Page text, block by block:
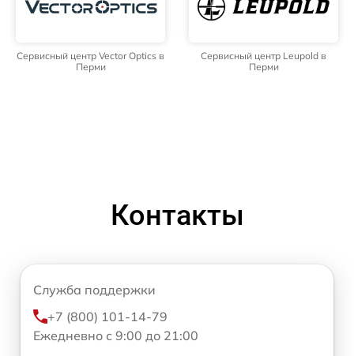
Сервисный центр Vector Optics в
Перми
Сервисный центр Leupold в
Перми
Контакты
Служба поддержки
+7 (800) 101-14-79
Ежедневно с 9:00 до 21:00